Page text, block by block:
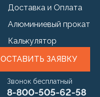
Доставка и Оплата
Алюминиевый прокат
Калькулятор
ОСТАВИТЬ ЗАЯВКУ
Звонок бесплатный
8-800-505-62-58